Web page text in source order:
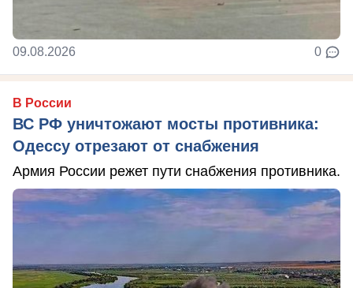
09.08.2026 0
В России
ВС РФ уничтожают мосты противника:
Одессу отрезают от снабжения
Армия России режет пути снабжения противника.